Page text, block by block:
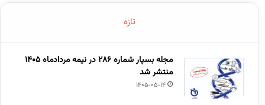
تازه
مجله بسپار شماره 286 در نیمه مردادماه 1405
منتشر شد
1405-05-14